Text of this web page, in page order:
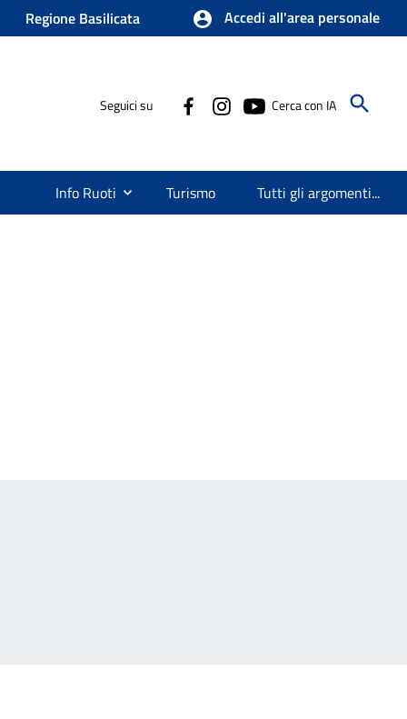
Regione Basilicata Accedi all'area personale
Seguici su Cerca con IA
Info Ruoti Turismo Tutti gli argomenti...